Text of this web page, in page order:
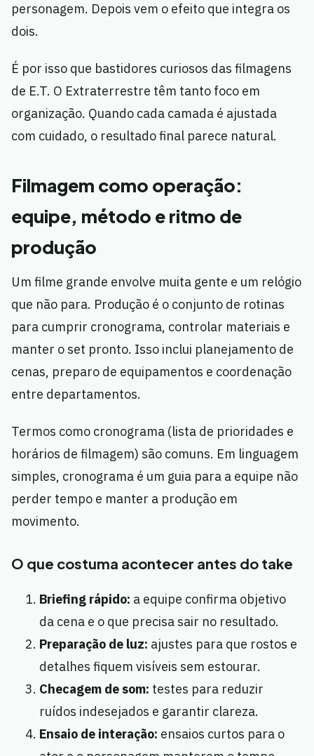
personagem. Depois vem o efeito que integra os
dois.
É por isso que bastidores curiosos das filmagens
de E.T. O Extraterrestre têm tanto foco em
organização. Quando cada camada é ajustada
com cuidado, o resultado final parece natural.
Filmagem como operação:
equipe, método e ritmo de
produção
Um filme grande envolve muita gente e um relógio
que não para. Produção é o conjunto de rotinas
para cumprir cronograma, controlar materiais e
manter o set pronto. Isso inclui planejamento de
cenas, preparo de equipamentos e coordenação
entre departamentos.
Termos como cronograma (lista de prioridades e
horários de filmagem) são comuns. Em linguagem
simples, cronograma é um guia para a equipe não
perder tempo e manter a produção em
movimento.
O que costuma acontecer antes do take
Briefing rápido: a equipe confirma objetivo
da cena e o que precisa sair no resultado.
Preparação de luz: ajustes para que rostos e
detalhes fiquem visíveis sem estourar.
Checagem de som: testes para reduzir
ruídos indesejados e garantir clareza.
Ensaio de interação: ensaios curtos para o